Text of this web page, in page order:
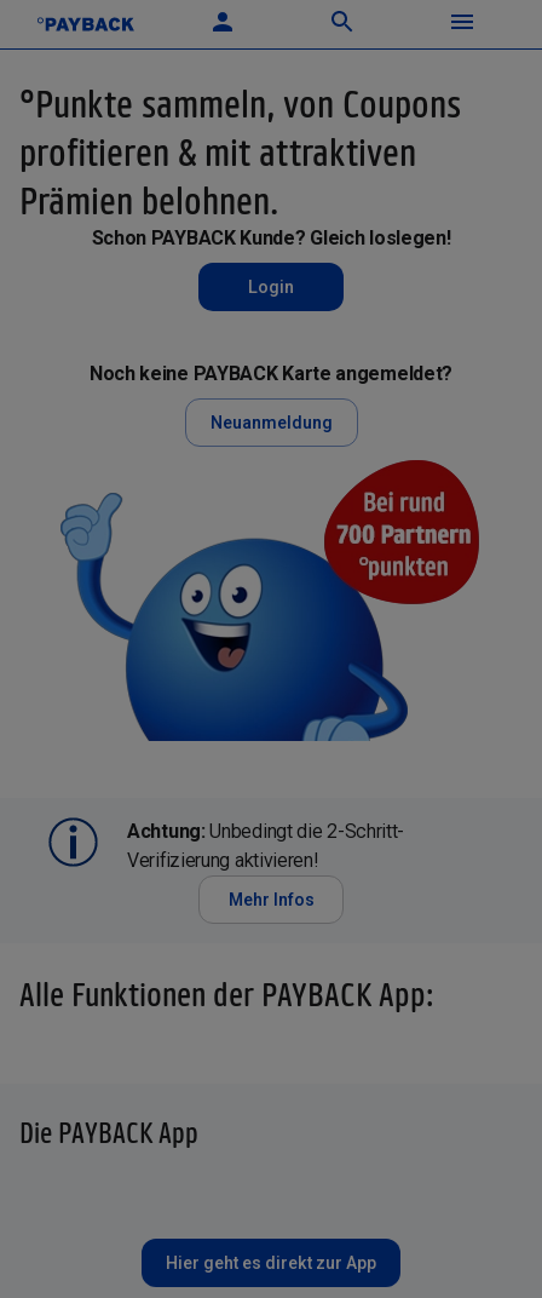
°Punkte sammeln, von Coupons
profitieren & mit attraktiven
Prämien belohnen.
Schon PAYBACK Kunde? Gleich loslegen!
Login
Noch keine PAYBACK Karte angemeldet?
Neuanmeldung
Achtung: Unbedingt die 2-Schritt-
Verifizierung aktivieren!
Mehr Infos
Alle Funktionen der PAYBACK App:
Die PAYBACK App
Hier geht es direkt zur App